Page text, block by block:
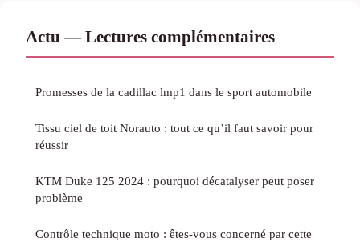
Actu — Lectures complémentaires
Promesses de la cadillac lmp1 dans le sport automobile
Tissu ciel de toit Norauto : tout ce qu’il faut savoir pour
réussir
KTM Duke 125 2024 : pourquoi décatalyser peut poser
problème
Contrôle technique moto : êtes-vous concerné par cette